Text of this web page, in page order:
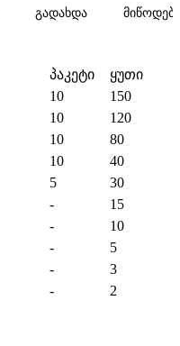
გადახდა მიწოდება
პაკეტი
ყუთი
10
150
10
120
10
80
10
40
5
30
-
15
-
10
-
5
-
3
- 2